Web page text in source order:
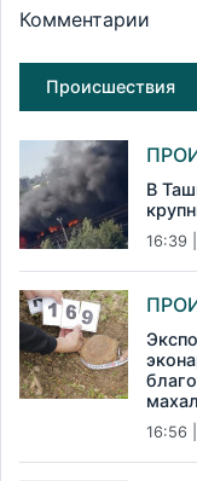
Комментарии
Происшествия
В
16:39
16:56